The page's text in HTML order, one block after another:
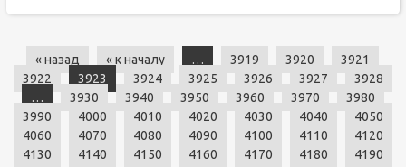
« назад « к началу … 3919 3920
3921
3922
3923 3924 3925 3926 3927
3928
…
3930 3940 3950 3960 3970
3980
3990
4000 4010 4020 4030 4040
4050
4060
4070 4080 4090 4100 4110
4120
4130
4140 4150 4160 4170 4180
4190